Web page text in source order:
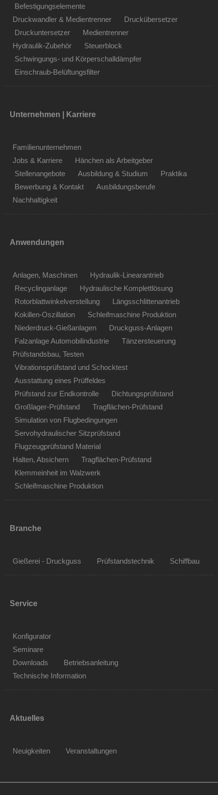
Befestigungselemente
Druckwandler & Medientrenner
Druckübersetzer
Druckuntersetzer
Medientrenner
Hydraulik-Zubehör
Steuerblock
Schwingungs- und Körperschalldämpfer
Einschraub-Belüftungsfilter
Unternehmen | Karriere
Familienunternehmen
Jobs & Karriere
Hänchen als Arbeitgeber
Stellenangebote
Ausbildung & Studium
Praktika
Bewerbung & Kontakt
Ausbildungsberufe
Nachhaltigkeit
Anwendungen
Anlagen, Maschinen
Hydraulik-Linearantrieb
Recyclinganlage
Hydraulische Komplettlösung
Rotorblattwinkelverstellung
Längsschlittenantrieb
Kokillen-Oszillation
Schleifmaschine Produktion
Niederdruck-Gießanlagen
Druckguss-Anlagen
Falzanlage Automobilindustrie
Tänzersteuerung
Prüfstandsbau, Testen
Vibrationsprüfstand und Schocktest
Ausstattung eines Prüffeldes
Prüfstand zur Endkontrolle
Dichtungsprüfstand
Großlager-Prüfstand
Tragflächen-Prüfstand
Simulation von Flugbedingungen
Servohydraulischer Sitzprüfstand
Flugzeugprüfstand Material
Halten, Absichern
Tragflächen-Prüfstand
Klemmeinheit im Walzwerk
Schleifmaschine Produktion
Branche
Gießerei - Druckguss Prüfstandstechnik Schiffbau
Service
Konfigurator
Seminare
Downloads
Betriebsanleitung
Technische Information
Aktuelles
Neuigkeiten Veranstaltungen